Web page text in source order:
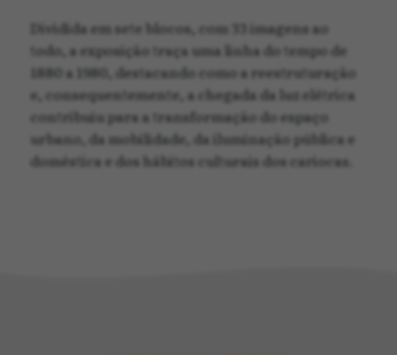
Dividida em sete blocos, com 33 imagens ao
todo, a exposição traça uma linha do tempo de
1880 a 1980, destacando como a reestruturação
e, consequentemente, a chegada da luz elétrica
contribuiu para a transformação do espaço
urbano, da mobilidade, da iluminação pública e
doméstica e dos hábitos culturais dos cariocas.